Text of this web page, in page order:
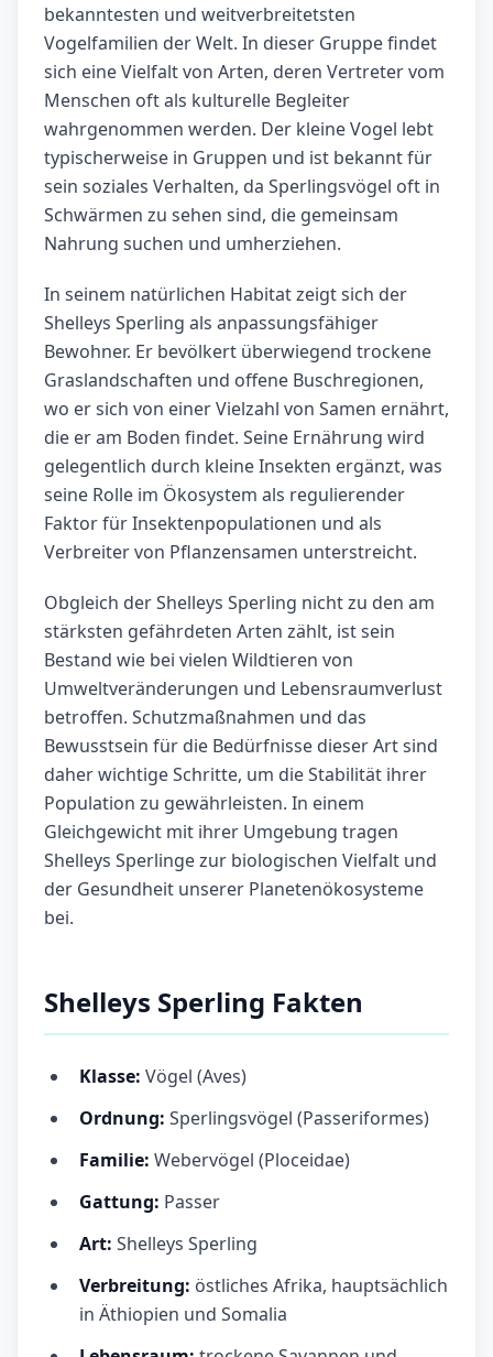
bekanntesten und weitverbreitetsten
Vogelfamilien der Welt. In dieser Gruppe findet
sich eine Vielfalt von Arten, deren Vertreter vom
Menschen oft als kulturelle Begleiter
wahrgenommen werden. Der kleine Vogel lebt
typischerweise in Gruppen und ist bekannt für
sein soziales Verhalten, da Sperlingsvögel oft in
Schwärmen zu sehen sind, die gemeinsam
Nahrung suchen und umherziehen.
In seinem natürlichen Habitat zeigt sich der
Shelleys Sperling als anpassungsfähiger
Bewohner. Er bevölkert überwiegend trockene
Graslandschaften und offene Buschregionen,
wo er sich von einer Vielzahl von Samen ernährt,
die er am Boden findet. Seine Ernährung wird
gelegentlich durch kleine Insekten ergänzt, was
seine Rolle im Ökosystem als regulierender
Faktor für Insektenpopulationen und als
Verbreiter von Pflanzensamen unterstreicht.
Obgleich der Shelleys Sperling nicht zu den am
stärksten gefährdeten Arten zählt, ist sein
Bestand wie bei vielen Wildtieren von
Umweltveränderungen und Lebensraumverlust
betroffen. Schutzmaßnahmen und das
Bewusstsein für die Bedürfnisse dieser Art sind
daher wichtige Schritte, um die Stabilität ihrer
Population zu gewährleisten. In einem
Gleichgewicht mit ihrer Umgebung tragen
Shelleys Sperlinge zur biologischen Vielfalt und
der Gesundheit unserer Planetenökosysteme
bei.
Shelleys Sperling Fakten
Klasse: Vögel (Aves)
Ordnung: Sperlingsvögel (Passeriformes)
Familie: Webervögel (Ploceidae)
Gattung: Passer
Art: Shelleys Sperling
Verbreitung: östliches Afrika, hauptsächlich
in Äthiopien und Somalia